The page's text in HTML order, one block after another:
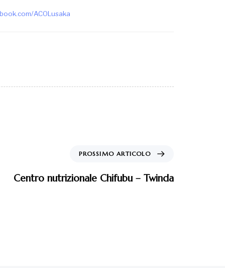
ACOLusaka
PROSSIMO ARTICOLO
Centro nutrizionale Chifubu – Twinda